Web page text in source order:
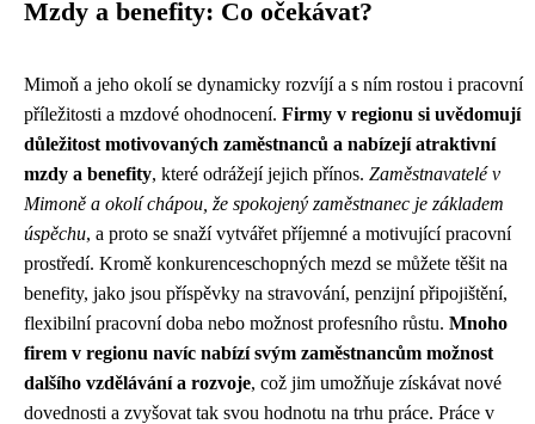
Mzdy a benefity: Co očekávat?
Mimoň a jeho okolí se dynamicky rozvíjí a s ním rostou i pracovní
příležitosti a mzdové ohodnocení. Firmy v regionu si uvědomují
důležitost motivovaných zaměstnanců a nabízejí atraktivní
mzdy a benefity, které odrážejí jejich přínos. Zaměstnavatelé v
Mimoně a okolí chápou, že spokojený zaměstnanec je základem
úspěchu, a proto se snaží vytvářet příjemné a motivující pracovní
prostředí. Kromě konkurenceschopných mezd se můžete těšit na
benefity, jako jsou příspěvky na stravování, penzijní připojištění,
flexibilní pracovní doba nebo možnost profesního růstu. Mnoho
firem v regionu navíc nabízí svým zaměstnancům možnost
dalšího vzdělávání a rozvoje, což jim umožňuje získávat nové
dovednosti a zvyšovat tak svou hodnotu na trhu práce. Práce v